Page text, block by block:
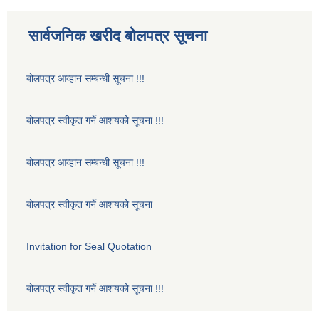
सार्वजनिक खरीद बोलपत्र सूचना
बोलपत्र आव्हान सम्बन्धी सूचना !!!
बोलपत्र स्वीकृत गर्ने आशयको सूचना !!!
बोलपत्र आव्हान सम्बन्धी सूचना !!!
बोलपत्र स्वीकृत गर्ने आशयको सूचना
Invitation for Seal Quotation
बोलपत्र स्वीकृत गर्ने आशयको सूचना !!!